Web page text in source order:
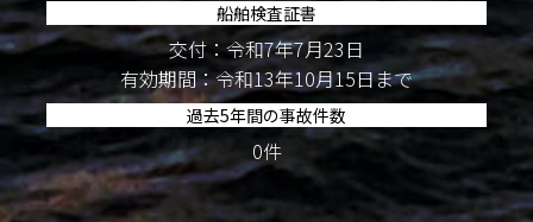
船舶検査証書
交付：令和7年7月23日
有効期間：令和13年10月15日まで
過去5年間の事故件数
0件